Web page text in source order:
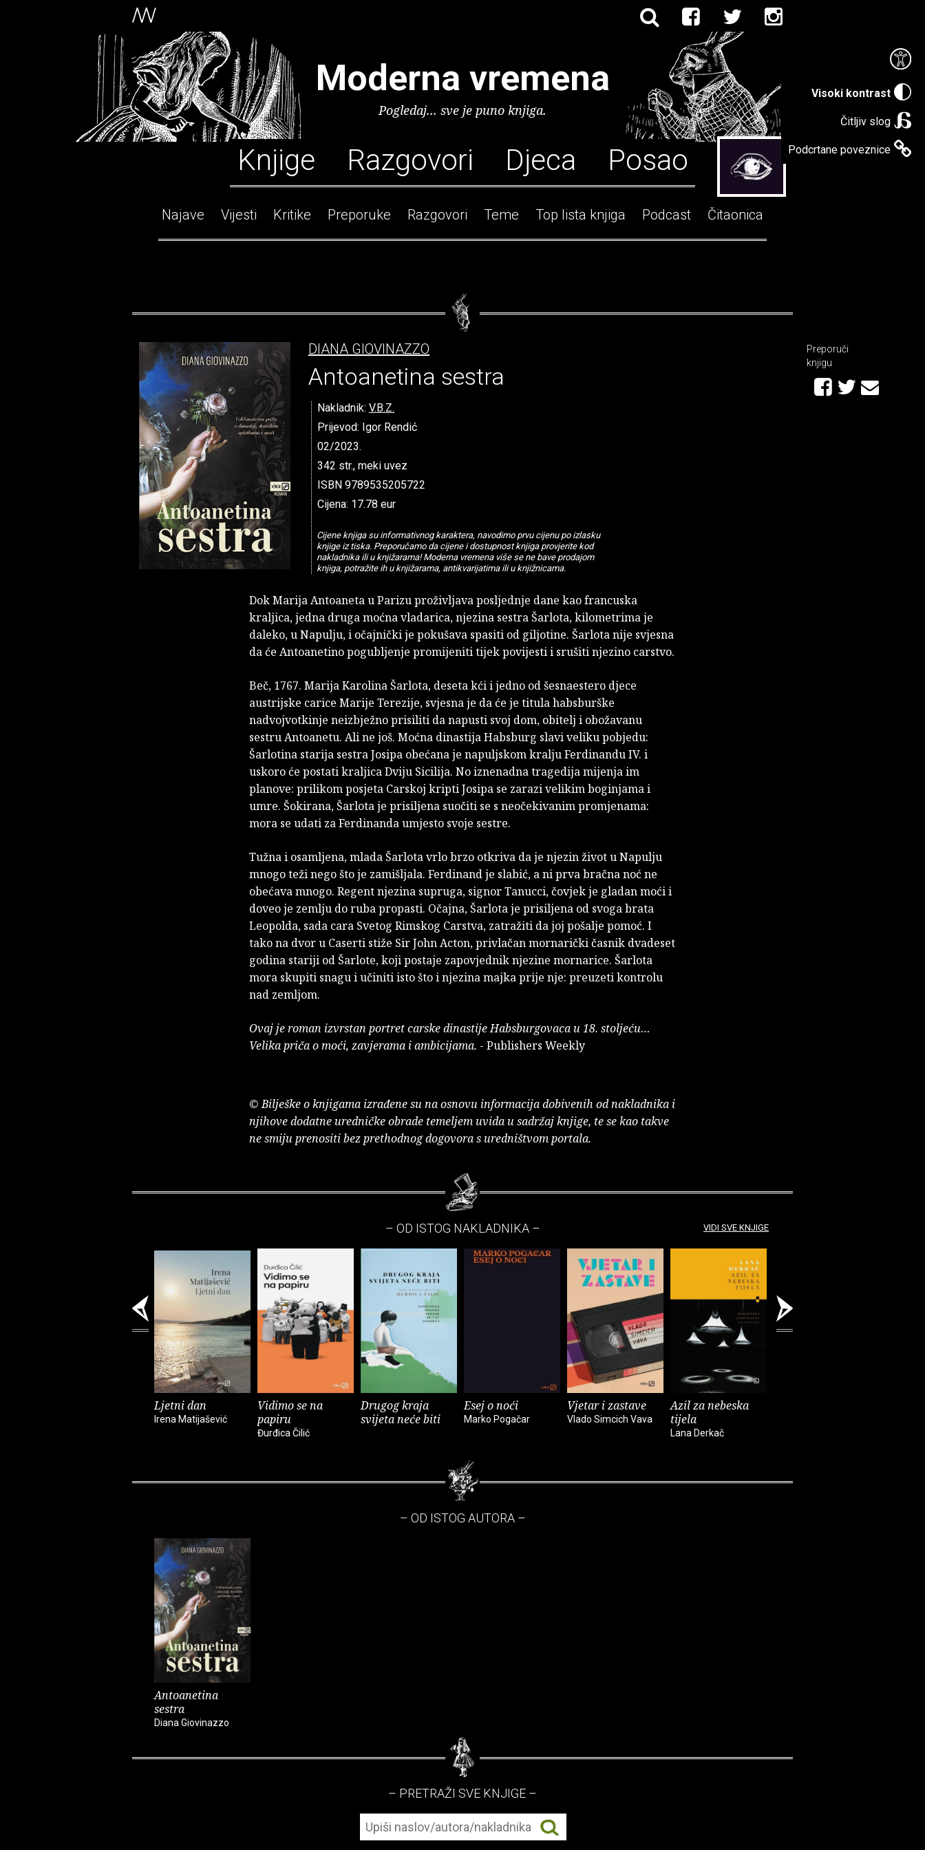
Visoki kontrast
Čitljiv slog
Podcrtane poveznice
Moderna vremena
Pogledaj... sve je puno knjiga.
Knjige Razgovori Djeca Posao
Najave Vijesti Kritike Preporuke Razgovori Teme Top lista knjiga Podcast Čitaonica
DIANA GIOVINAZZO
Antoanetina sestra
Nakladnik: V.B.Z.
Prijevod: Igor Rendić
02/2023.
342 str., meki uvez
ISBN 9789535205722
Cijena: 17.78 eur
Cijene knjiga su informativnog karaktera, navodimo prvu cijenu po izlasku
knjige iz tiska. Preporučamo da cijene i dostupnost knjiga provjerite kod
nakladnika ili u knjižarama! Moderna vremena više se ne bave prodajom
knjiga, potražite ih u knjižarama, antikvarijatima ili u knjižnicama.
Dok Marija Antoaneta u Parizu proživljava posljednje dane kao francuska
kraljica, jedna druga moćna vladarica, njezina sestra Šarlota, kilometrima je
daleko, u Napulju, i očajnički je pokušava spasiti od giljotine. Šarlota nije svjesna
da će Antoanetino pogubljenje promijeniti tijek povijesti i srušiti njezino carstvo.
Beč, 1767. Marija Karolina Šarlota, deseta kći i jedno od šesnaestero djece
austrijske carice Marije Terezije, svjesna je da će je titula habsburške
nadvojvotkinje neizbježno prisiliti da napusti svoj dom, obitelj i obožavanu
sestru Antoanetu. Ali ne još. Moćna dinastija Habsburg slavi veliku pobjedu:
Šarlotina starija sestra Josipa obećana je napuljskom kralju Ferdinandu IV. i
uskoro će postati kraljica Dviju Sicilija. No iznenadna tragedija mijenja im
planove: prilikom posjeta Carskoj kripti Josipa se zarazi velikim boginjama i
umre. Šokirana, Šarlota je prisiljena suočiti se s neočekivanim promjenama:
mora se udati za Ferdinanda umjesto svoje sestre.
Tužna i osamljena, mlada Šarlota vrlo brzo otkriva da je njezin život u Napulju
mnogo teži nego što je zamišljala. Ferdinand je slabić, a ni prva bračna noć ne
obećava mnogo. Regent njezina supruga, signor Tanucci, čovjek je gladan moći i
doveo je zemlju do ruba propasti. Očajna, Šarlota je prisiljena od svoga brata
Leopolda, sada cara Svetog Rimskog Carstva, zatražiti da joj pošalje pomoć. I
tako na dvor u Caserti stiže Sir John Acton, privlačan mornarički časnik dvadeset
godina stariji od Šarlote, koji postaje zapovjednik njezine mornarice. Šarlota
mora skupiti snagu i učiniti isto što i njezina majka prije nje: preuzeti kontrolu
nad zemljom.
Ovaj je roman izvrstan portret carske dinastije Habsburgovaca u 18. stoljeću…
Velika priča o moći, zavjerama i ambicijama. - Publishers Weekly
© Bilješke o knjigama izrađene su na osnovu informacija dobivenih od nakladnika i
njihove dodatne uredničke obrade temeljem uvida u sadržaj knjige, te se kao takve
ne smiju prenositi bez prethodnog dogovora s uredništvom portala.
Preporuči
knjigu
– OD ISTOG NAKLADNIKA –
Ljetni dan
Irena Matijašević
Vidimo se na
papiru
Đurđica Čilić
Drugog kraja
svijeta neće biti
Esej o noći
Marko Pogačar
Vjetar i zastave
Vlado Simcich Vava
Azil za nebeska
tijela
Lana Derkač
VIDI SVE KNJIGE
– OD ISTOG AUTORA –
Antoanetina
sestra
Diana Giovinazzo
– PRETRAŽI SVE KNJIGE –